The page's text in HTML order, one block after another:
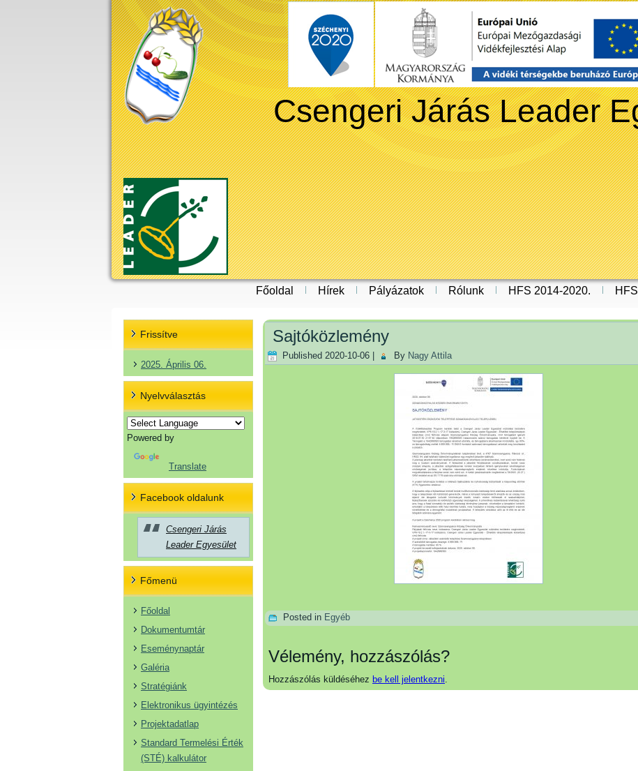
Csengeri Járás Leader
Főoldal Hírek Pályázatok Rólunk HFS 2014-2020.
Frissítve
2025. Április 06.
Nyelvválasztás
Powered by
Translate
Facebook oldalunk
Csengeri Járás
Leader Egyesület
Főmenü
Főoldal
Dokumentumtár
Eseménynaptár
Galéria
Stratégiánk
Elektronikus ügyintézés
Projektadatlap
Standard Termelési Érték
(STÉ) kalkulátor
Sajtóközlemény
Published 2020-10-06 By Nagy Attila
Posted in Egyéb
Vélemény, hozzászólás?
Hozzászólás küldéséhez be kell jelentkezni.